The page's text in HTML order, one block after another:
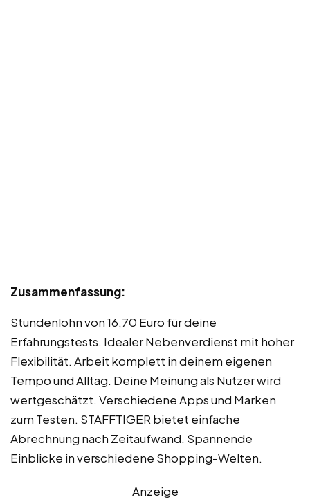
Zusammenfassung:
Stundenlohn von 16,70 Euro für deine
Erfahrungstests. Idealer Nebenverdienst mit hoher
Flexibilität. Arbeit komplett in deinem eigenen
Tempo und Alltag. Deine Meinung als Nutzer wird
wertgeschätzt. Verschiedene Apps und Marken
zum Testen. STAFFTIGER bietet einfache
Abrechnung nach Zeitaufwand. Spannende
Einblicke in verschiedene Shopping-Welten.
Anzeige